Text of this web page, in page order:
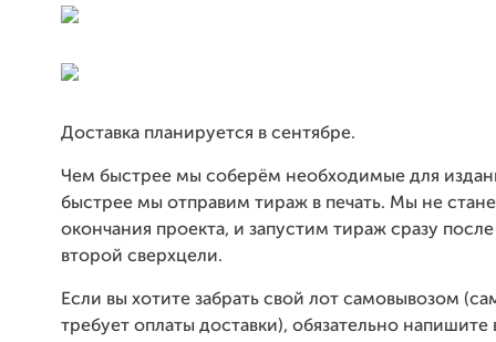
Доставка планируется в сентябре.
Чем быстрее мы соберём необходимые для
быстрее мы отправим тираж в печать. Мы не
окончания проекта, и запустим тираж сразу
второй сверхцели.
Если вы хотите забрать свой лот самовывозом
требует оплаты доставки), обязательно напишите